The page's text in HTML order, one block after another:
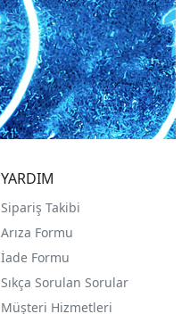
YARDIM
Sipariş Takibi
Arıza Formu
İade Formu
Sıkça Sorulan Sorular
Müşteri Hizmetleri